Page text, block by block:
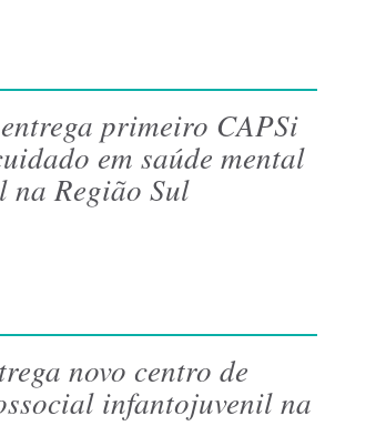
primeiro CAPSi
em saúde mental
na Região Sul
novo centro de
infantojuvenil na